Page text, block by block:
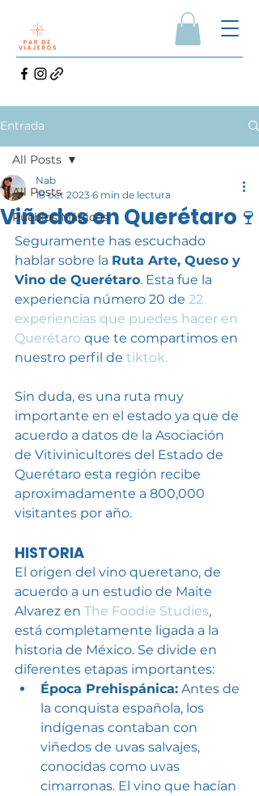
Entrada
All Posts
Pueblos Mágicos
All Posts
Viñedos en Querétaro🍷
Nab
18 oct 2023 6 min de lectura
Seguramente has escuchado
hablar sobre la Ruta Arte, Queso y
Vino de Querétaro. Esta fue la
experiencia número 20 de 22
experiencias que puedes hacer en
Querétaro que te compartimos en
nuestro perfil de tiktok.
Sin duda, es una ruta muy
importante en el estado ya que de
acuerdo a datos de la Asociación
de Vitivinicultores del Estado de
Querétaro esta región recibe
aproximadamente a 800,000
visitantes por año.
HISTORIA
El origen del vino queretano, de
acuerdo a un estudio de Maite
Alvarez en The Foodie Studies,
está completamente ligada a la
historia de México. Se divide en
diferentes etapas importantes:
Época Prehispánica: Antes de
la conquista española, los
indígenas contaban con
viñedos de uvas salvajes,
conocidas como uvas
cimarronas. El vino que hacían